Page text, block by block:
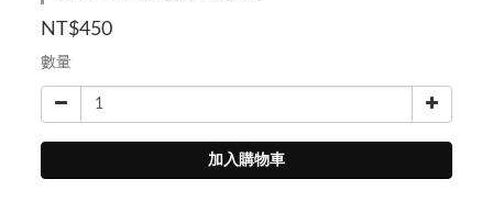
NT$450
數量
加入購物車